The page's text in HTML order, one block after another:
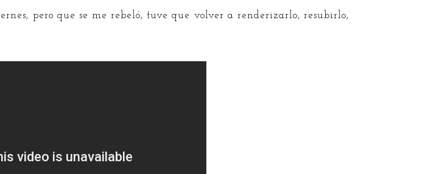
pero que se me rebeló, tuve que volver a renderizarlo, resubirlo,